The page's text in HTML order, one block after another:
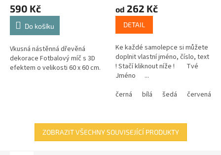
590 Kč
Do košíku
Vkusná nástěnná dřevěná
dekorace Fotbalový míč s 3D
efektem o velikosti 60 x 60 cm.
od 262 Kč
DETAIL
Ke každé samolepce si můžete
doplnit vlastní jméno, číslo, text
! Stačí kliknout níže ! Tvé
Jméno ...
černá
bílá šedá červená
ZOBRAZIT VŠECHNY SOUVISEJÍCÍ PRODUKTY